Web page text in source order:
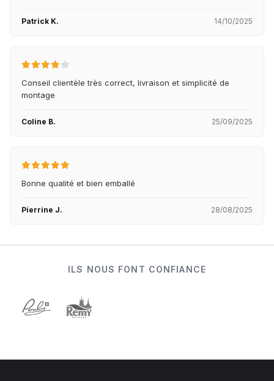
Patrick K. 14/10/2025
Conseil clientèle très correct, livraison et simplicité de
montage
Coline B. 25/09/2025
Bonne qualité et bien emballé
Pierrine J. 28/08/2025
ILS NOUS FONT CONFIANCE